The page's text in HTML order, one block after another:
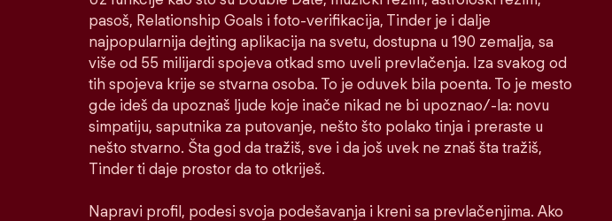
pasoš, Relationship Goals i foto-verifikacija, Tinder je i dalje
najpopularnija dejting aplikacija na svetu, dostupna u 190 zemalja, sa
više od 55 milijardi spojeva otkad smo uveli prevlačenja. Iza svakog od
tih spojeva krije se stvarna osoba. To je oduvek bila poenta. To je mesto
gde ideš da upoznaš ljude koje inače nikad ne bi upoznao/-la: novu
simpatiju, saputnika za putovanje, nešto što polako tinja i preraste u
nešto stvarno. Šta god da tražiš, sve i da još uvek ne znaš šta tražiš,
Tinder ti daje prostor da to otkriješ.
Napravi profil, podesi svoja podešavanja i kreni sa prevlačenjima. Ako